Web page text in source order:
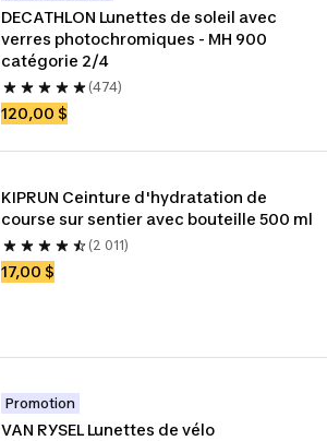
DECATHLON Lunettes de soleil avec
verres photochromiques - MH 900
catégorie 2/4
(474)
120,00 $
KIPRUN Ceinture d'hydratation de
course sur sentier avec bouteille 500 ml
(2 011)
17,00 $
Promotion
VAN RYSEL Lunettes de vélo